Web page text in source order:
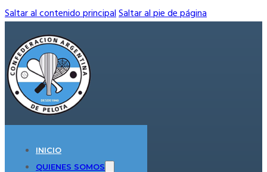
Saltar al contenido principal Saltar al pie de página
INICIO
QUIENES SOMOS